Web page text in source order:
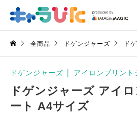
全商品 ドゲンジャーズ ド
ドゲンジャーズ アイロンプリント
ドゲンジャーズ アイ
ート A4サイズ